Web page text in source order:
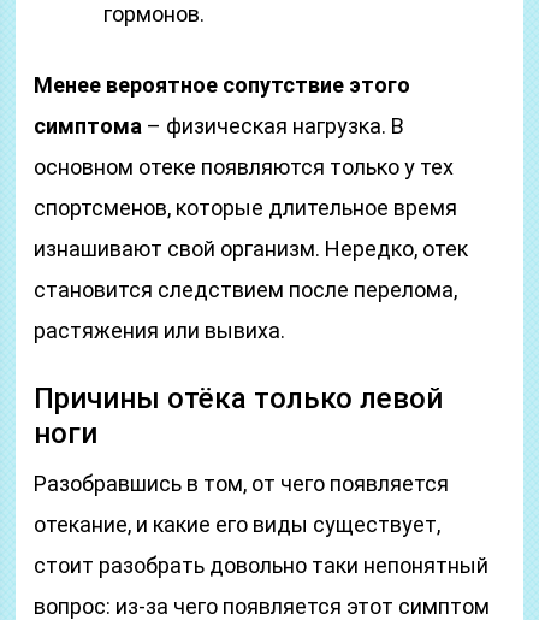
гормонов.
Менее вероятное сопутствие этого
симптома – физическая нагрузка. В
основном отеке появляются только у тех
спортсменов, которые длительное время
изнашивают свой организм. Нередко, отек
становится следствием после перелома,
растяжения или вывиха.
Причины отёка только левой
ноги
Разобравшись в том, от чего появляется
отекание, и какие его виды существует,
стоит разобрать довольно таки непонятный
вопрос: из-за чего появляется этот симптом